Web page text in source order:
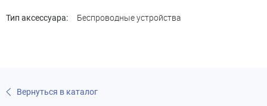
Тип аксессуара: Беспроводные устройства
Вернуться в каталог